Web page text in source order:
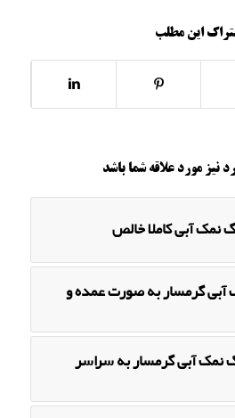
این مطلب
نیز مورد علاقه شما باشد
آبی کاملا خالص
گرمسار به صورت عمده و
نمک آبی گرمسار به سراسر